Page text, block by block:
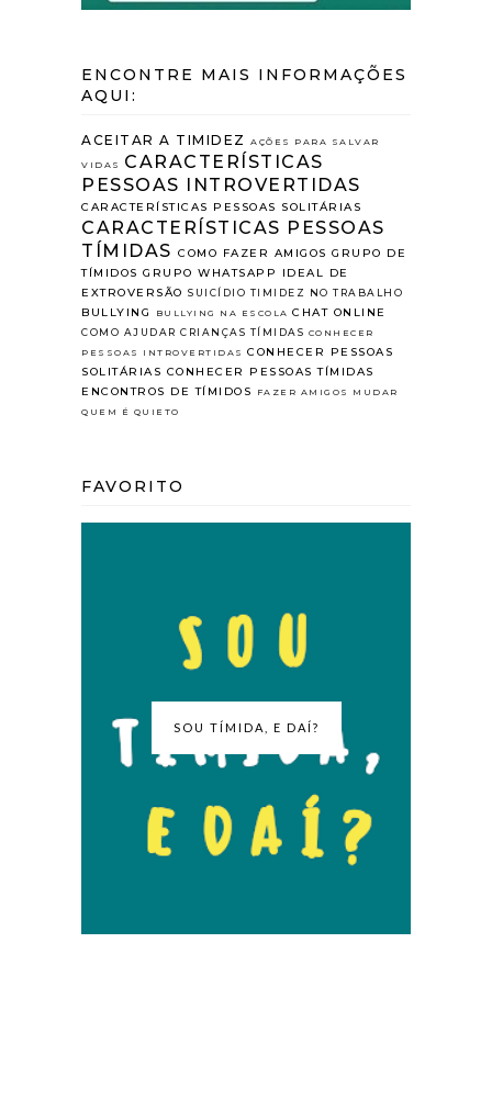
ENCONTRE MAIS INFORMAÇÕES
AQUI:
ACEITAR A TIMIDEZ AÇÕES PARA SALVAR
VIDAS
CARACTERÍSTICAS
PESSOAS INTROVERTIDAS
CARACTERÍSTICAS PESSOAS SOLITÁRIAS
CARACTERÍSTICAS PESSOAS
TÍMIDAS COMO FAZER AMIGOS GRUPO DE
TÍMIDOS GRUPO WHATSAPP
IDEAL DE
EXTROVERSÃO SUICÍDIO TIMIDEZ NO TRABALHO
BULLYING BULLYING NA ESCOLA CHAT ONLINE
COMO AJUDAR CRIANÇAS TÍMIDAS CONHECER
PESSOAS INTROVERTIDAS CONHECER PESSOAS
SOLITÁRIAS CONHECER PESSOAS TÍMIDAS
ENCONTROS DE TÍMIDOS
FAZER AMIGOS
MUDAR
QUEM É QUIETO
FAVORITO
SOU TÍMIDA, E DAÍ?